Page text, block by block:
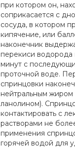
при котором он,
соприкасается с
сосуда, в котором
кипячение, или
наконечник
перекиси водорода
минут с
проточной воде.
спринцовки
нейтральным жиром
ланолином).
контактировать с
растворами не
применения
горячей водой для